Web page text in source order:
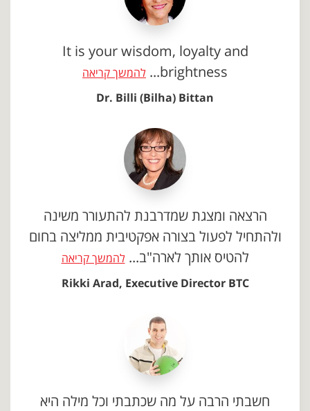
It is your wisdom, loyalty and
brightness...
להמשך קריאה
Dr. Billi (Bilha) Bittan
הרצאה ומצגת שמדרבנת להתעורר משינה
ולהתחיל לפעול בצורה אפקטיבית ממליצה בחום
להטיס אותך לארה"ב...להמשך קריאה
Rikki Arad, Executive Director BTC
חשבתי הרבה על מה שכתבתי וכל מילה היא